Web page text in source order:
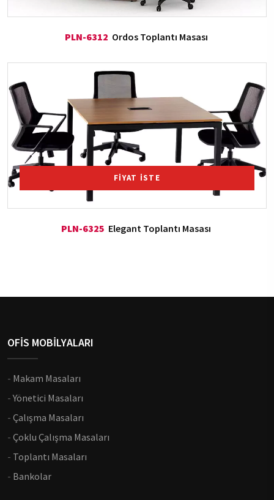
PLN-6312 Ordos Toplantı Masası
FİYAT İSTE
PLN-6325 Elegant Toplantı Masası
OFİS MOBİLYALARI
- Makam Masaları
-Yönetici Masaları
- Çalışma Masaları
- Çoklu Çalışma Masaları
- Toplantı Masaları
- Bankolar